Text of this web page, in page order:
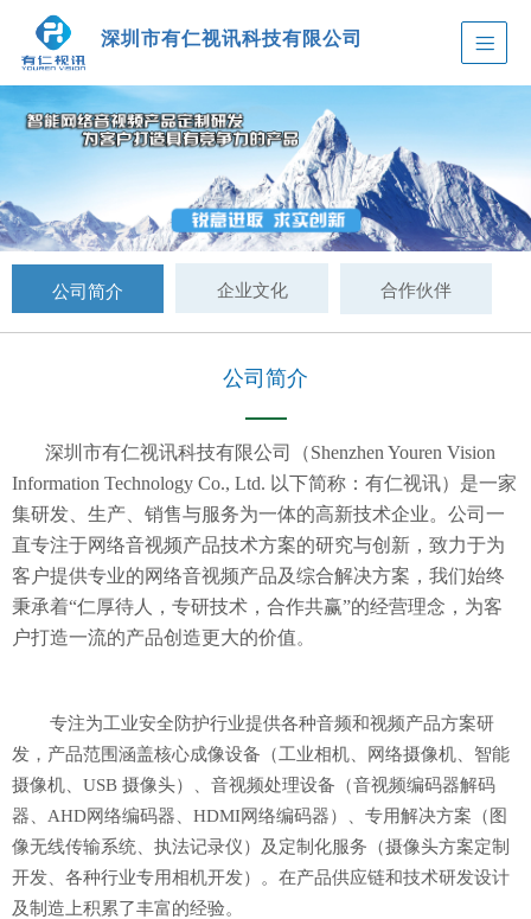
深圳市有仁视讯科技有限公司
公司简介 企业文化 合作伙伴
公司简介
深圳市有仁视讯科技有限公司（Shenzhen Youren Vision
Information Technology Co., Ltd. 以下简称：有仁视讯）是一家
集研发、生产、销售与服务为一体的高新技术企业。公司一
直专注于网络音视频产品技术方案的研究与创新，致力于为
客户提供专业的网络音视频产品及综合解决方案，我们始终
秉承着“仁厚待人，专研技术，合作共赢”的经营理念，为客
户打造一流的产品创造更大的价值。
专注为工业安全防护行业提供各种音频和视频产品方案研
发，产品范围涵盖核心成像设备（工业相机、网络摄像机、智能
摄像机、USB 摄像头）、音视频处理设备（音视频编码器解码
器、AHD网络编码器、HDMI网络编码器）、专用解决方案（图
像无线传输系统、执法记录仪）及定制化服务（摄像头方案定制
开发、各种行业专用相机开发）。在产品供应链和技术研发设计
及制造上积累了丰富的经验。